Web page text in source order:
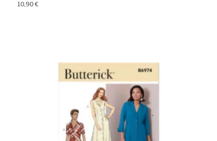
10,90€